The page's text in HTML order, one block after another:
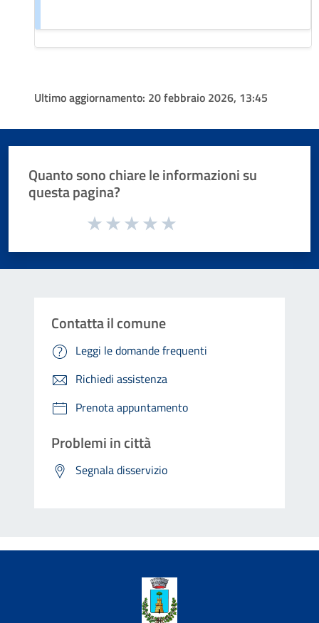
Ultimo aggiornamento: 20 febbraio 2026, 13:45
Quanto sono chiare le informazioni su
questa pagina?
Valuta da 1 a 5 stelle la pagina
Contatta il comune
Leggi le domande frequenti
Richiedi assistenza
Prenota appuntamento
Problemi in città
Segnala disservizio